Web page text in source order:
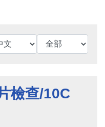
檢查/10C